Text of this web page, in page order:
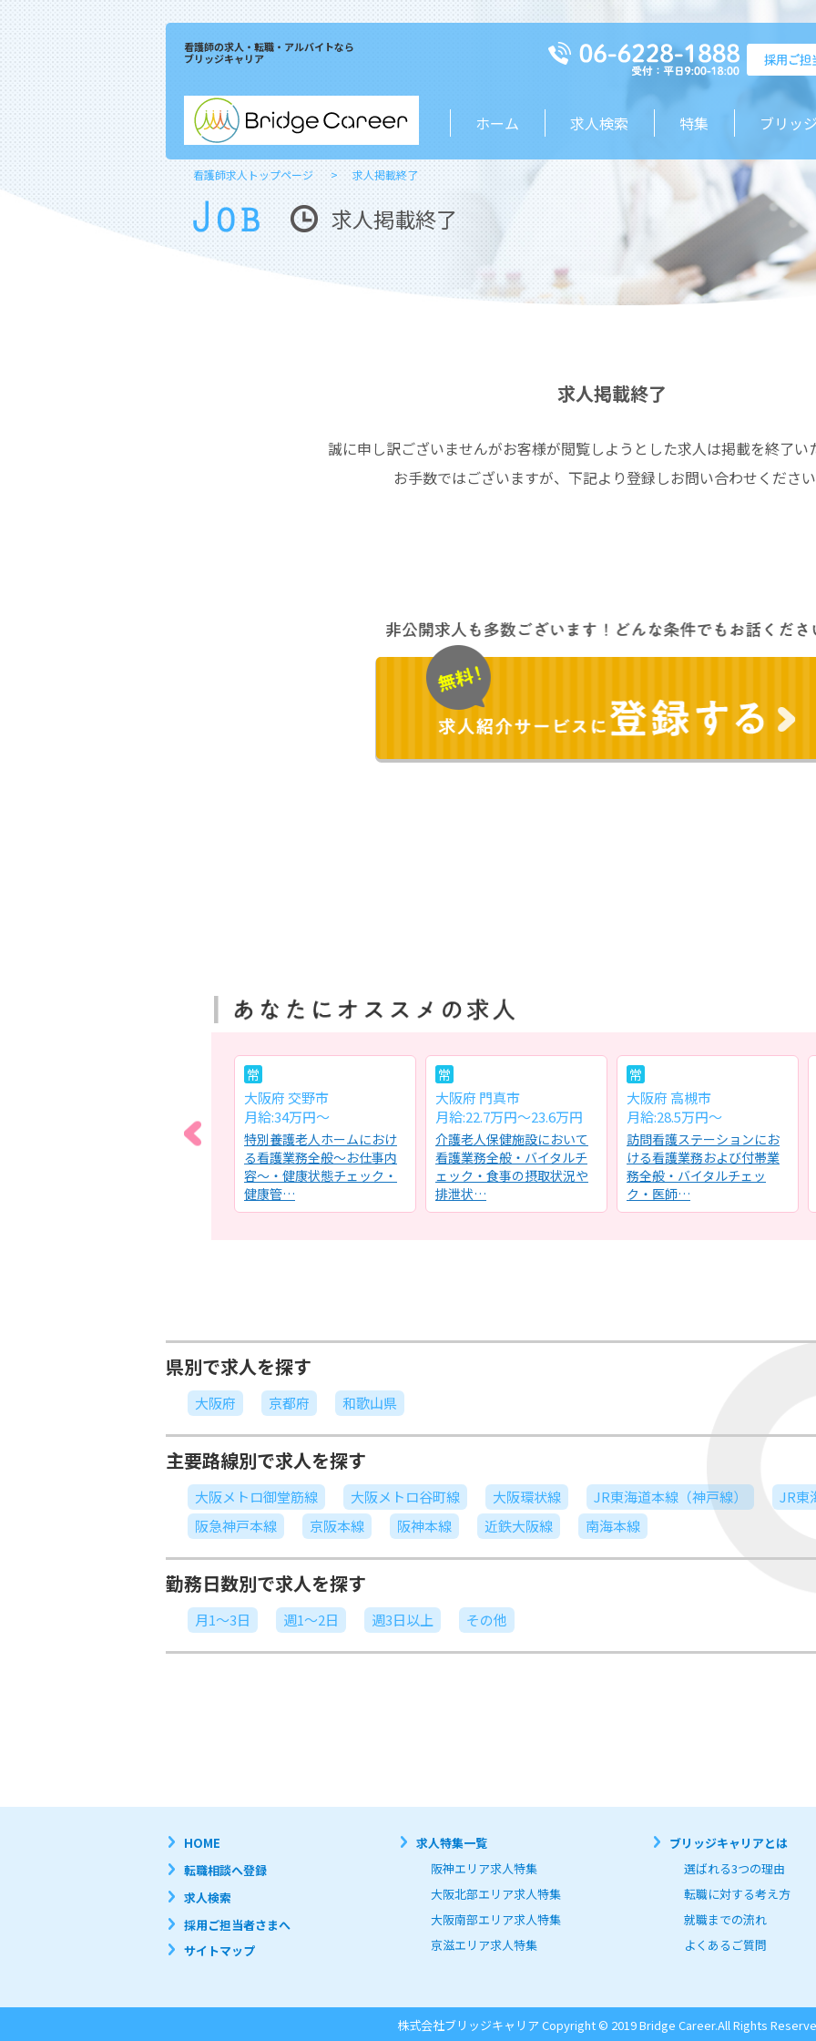
看護師の求人・転職・アルバイトなら
ブリッジキャリア
ホーム 求人検索 特集 ブリッ
看護師求人トップページ 求人掲載終了
求人掲載終了
求人掲載終了
誠に申し訳ございませんがお客様が閲覧しようとした求人は掲載を終了い
お手数ではございますが、下記より登録しお問い合わせください
訪問看護ステーションにお
常
大阪府 交野市
月給:34万円～
特別養護老人ホームにおけ
る看護業務全般～お仕事内
容～・健康状態チェック・
健康管…
常
大阪府 門真市
月給:22.7万円～23.6万円
介護老人保健施設において
看護業務全般・バイタルチ
ェック・食事の摂取状況や
排泄状…
常
大阪府 高槻市
月給:28.5万円～
訪問看護ステーションにお
ける看護業務および付帯業
務全般・バイタルチェッ
ク・医師…
県別で求人を探す
大阪府 京都府 和歌山県
主要路線別で求人を探す
大阪メトロ御堂筋線 大阪メトロ谷町線 大阪環状線 JR東海道本線（神戸線）
JR東
阪急神戸本線
京阪本線 阪神本線 近鉄大阪線 南海本線
勤務日数別で求人を探す
月1～3日 週1～2日 週3日以上 その他
HOME
転職相談へ登録
求人検索
採用ご担当者さまへ
サイトマップ
求人特集一覧
阪神エリア求人特集
大阪北部エリア求人特集
大阪南部エリア求人特集
京滋エリア求人特集
ブリッジキャリアとは
選ばれる3つの理由
転職に対する考え方
就職までの流れ
よくあるご質問
株式会社ブリッジキャリア Copyright © 2019 Bridge Career.All Rights